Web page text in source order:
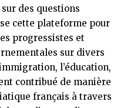
des questions
cette plateforme pour
progressistes et
sur divers
l’éducation,
contribué de manière
français à travers